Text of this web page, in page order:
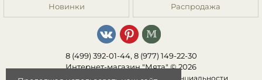
Новинки Распродажа
8 (499) 392-01-44, 8 (977) 149-22-30
Интернет-магазин "Мята" © 2026